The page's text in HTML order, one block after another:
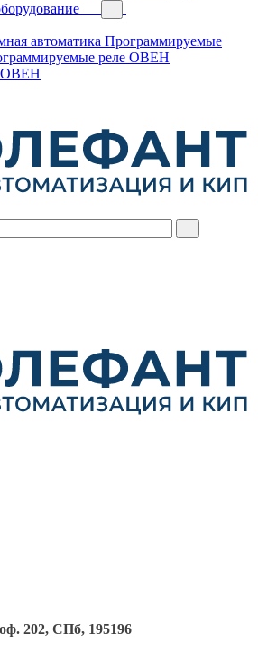
автоматика Программируемые
реле ОВЕН
ОВЕН
202, СПб, 195196